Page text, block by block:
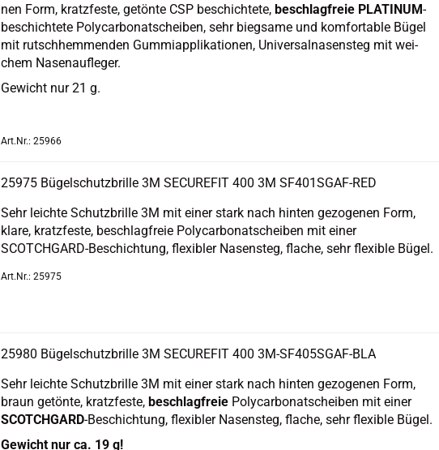
nen Form, kratz­fes­te, ge­tön­te CSP be­schich­te­te, be­schlag­freie PLA­TI­NUM-​
beschichtete Po­ly­car­bo­natschei­ben, sehr bieg­sa­me und kom­for­ta­ble Bügel
mit rutsch­hem­men­den Gum­mi­ap­pli­ka­tio­nen, Uni­ver­sal­na­sen­steg mit wei­
chem Na­sen­auf­le­ger.
Ge­wicht nur 21 g.
Art.Nr.: 25966
25975 Bü­gel­schutz­bril­le 3M SE­CU­RE­FIT 400 3M SF401SGAF-​​RED
Sehr leich­te Schutz­bril­le 3M mit einer stark nach hin­ten ge­zo­ge­nen Form,
klare, kratz­fes­te, be­schlag­freie Po­ly­car­bo­natschei­ben mit einer
SCOTCHGARD-​Beschichtung, fle­xi­bler Na­sen­steg, fla­che, sehr fle­xi­ble Bügel.
Art.Nr.: 25975
25980 Bü­gel­schutz­bril­le 3M SE­CU­RE­FIT 400 3M-​SF405SGAF-​BLA
Sehr leich­te Schutz­bril­le 3M mit einer stark nach hin­ten ge­zo­ge­nen Form,
braun ge­tön­te, kratz­fes­te, be­schlag­freie Po­ly­car­bo­natschei­ben mit einer
SCOTCH­GARD-​Beschichtung, fle­xi­bler Na­sen­steg, fla­che, sehr fle­xi­ble Bügel.
Ge­wicht nur ca. 19 g!